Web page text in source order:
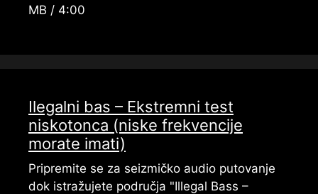
MB / 4:00
Ilegalni bas – Ekstremni test
niskotonca (niske frekvencije
morate imati)
Pripremite se za seizmičko audio putovanje
dok istražujete područja "Illegal Bass –